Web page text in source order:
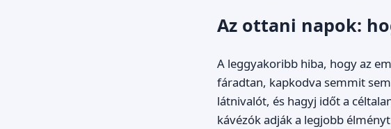
Az ottani napok:
A leggyakoribb hiba, hogy az
fáradtan, kapkodva semmit
látnivalót, és hagyj időt a
kávézók adják a legjobb